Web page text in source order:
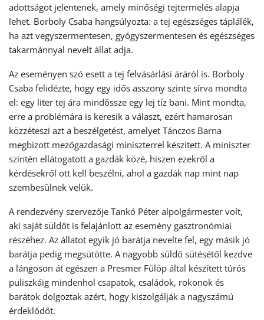
adottságot jelentenek, amely minőségi tejtermelés alapja
lehet. Borboly Csaba hangsúlyozta: a tej egészséges táplálék,
ha azt vegyszermentesen, gyógyszermentesen és egészséges
takarmánnyal nevelt állat adja.
Az eseményen szó esett a tej felvásárlási áráról is. Borboly
Csaba felidézte, hogy egy idős asszony szinte sírva mondta
el: egy liter tej ára mindössze egy lej tíz bani. Mint mondta,
erre a problémára is keresik a választ, ezért hamarosan
közzéteszi azt a beszélgetést, amelyet Tánczos Barna
megbízott mezőgazdasági miniszterrel készített. A miniszter
szintén ellátogatott a gazdák közé, hiszen ezekről a
kérdésekről ott kell beszélni, ahol a gazdák nap mint nap
szembesülnek velük.
A rendezvény szervezője Tankó Péter alpolgármester volt,
aki saját süldőt is felajánlott az esemény gasztronómiai
részéhez. Az állatot egyik jó barátja nevelte fel, egy másik jó
barátja pedig megsütötte. A nagyobb süldő sütésétől kezdve
a lángoson át egészen a Presmer Fülöp által készített túrós
puliszkáig mindenhol csapatok, családok, rokonok és
barátok dolgoztak azért, hogy kiszolgálják a nagyszámú
érdeklődőt.